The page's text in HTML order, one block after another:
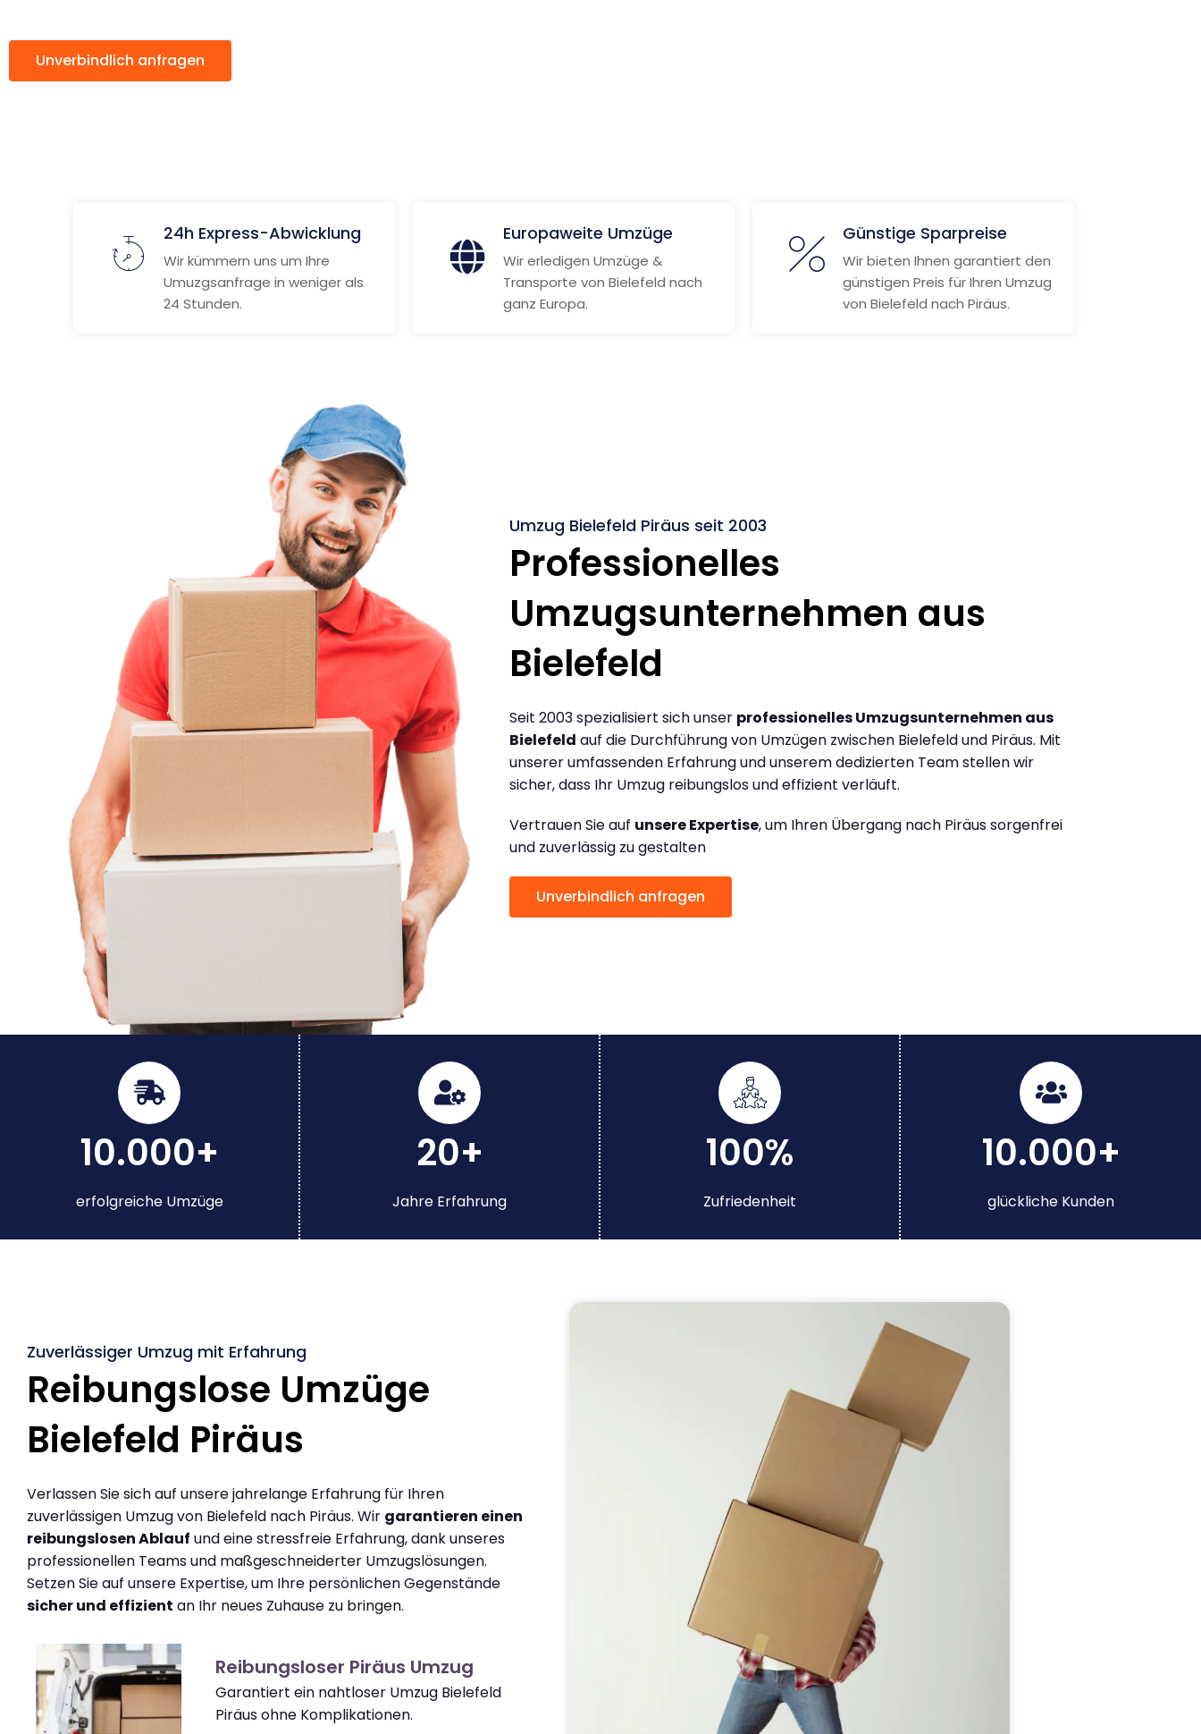
Unverbindlich anfragen
24h Express-Abwicklung
Wir kümmern uns um Ihre
Umuzgsanfrage in weniger als
24 Stunden.
Europaweite Umzüge
Wir erledigen Umzüge &
Transporte von Bielefeld nach
ganz Europa.
Günstige Sparpreise
Wir bieten Ihnen garantiert den
günstigen Preis für Ihren Umzug
von Bielefeld nach Piräus.
Umzug Bielefeld Piräus seit 2003
Professionelles
Umzugsunternehmen aus
Bielefeld
Seit 2003 spezialisiert sich unser professionelles Umzugsunternehmen aus
Bielefeld auf die Durchführung von Umzügen zwischen Bielefeld und Piräus. Mit
unserer umfassenden Erfahrung und unserem dedizierten Team stellen wir
sicher, dass Ihr Umzug reibungslos und effizient verläuft.
Vertrauen Sie auf unsere Expertise, um Ihren Übergang nach Piräus sorgenfrei
und zuverlässig zu gestalten
Unverbindlich anfragen
10.000+
erfolgreiche Umzüge
20+
Jahre Erfahrung
100%
Zufriedenheit
10.000+
glückliche Kunden
Zuverlässiger Umzug mit Erfahrung
Reibungslose Umzüge
Bielefeld Piräus
Verlassen Sie sich auf unsere jahrelange Erfahrung für Ihren
zuverlässigen Umzug von Bielefeld nach Piräus. Wir garantieren einen
reibungslosen Ablauf und eine stressfreie Erfahrung, dank unseres
professionellen Teams und maßgeschneiderter Umzugslösungen.
Setzen Sie auf unsere Expertise, um Ihre persönlichen Gegenstände
sicher und effizient an Ihr neues Zuhause zu bringen.
Reibungsloser Piräus Umzug
Garantiert ein nahtloser Umzug Bielefeld
Piräus ohne Komplikationen.